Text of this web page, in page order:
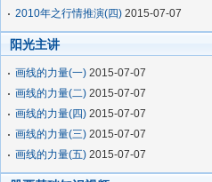
2010年之行情推演(四) 2015-07-07
阳光主讲
画线的力量(一) 2015-07-07
画线的力量(二) 2015-07-07
画线的力量(四) 2015-07-07
画线的力量(三) 2015-07-07
画线的力量(五) 2015-07-07